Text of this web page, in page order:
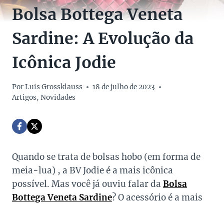
Bolsa Bottega Veneta
Sardine: A Evolução da
Icônica Jodie
PorLuis Grossklauss
18 de julho de 2023
Artigos, Novidades
Quando se trata de bolsas hobo (em forma de
meia-lua) , a BV Jodie é a mais icônica
possível. Mas você já ouviu falar da Bolsa
Bottega Veneta Sardine? O acessório é a mais